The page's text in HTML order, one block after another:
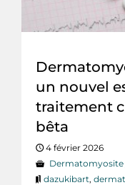
un nouvel
traitement
bêta
4 février 2026
Dermatomyosite
dazukibart,